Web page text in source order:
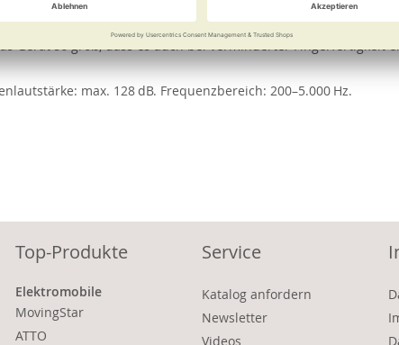
Hörfähigkeit Lebensqualität zurückgeben, in
Gerät so groß, dass es auch bei verminderter Fingerfertigkeit
max. 128 dB. Frequenzbereich: 200–5.000 Hz.
Top-Produkte
Elektromobile
MovingStar
ATTO
Service
Katalog anfordern
Newsletter
Videos